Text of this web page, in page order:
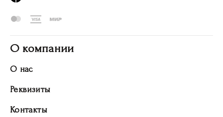
О компании
О нас
Реквизиты
Контакты